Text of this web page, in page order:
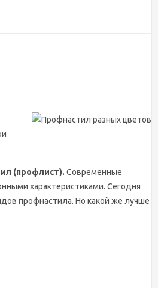
(профлист). Современные
характеристиками. Сегодня
профнастила. Но какой же лучше